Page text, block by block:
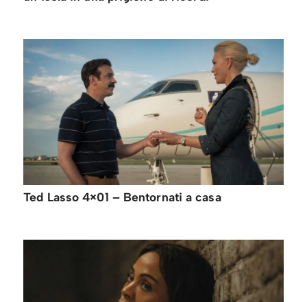
Ted Lasso 4×01 – Bentornati a casa